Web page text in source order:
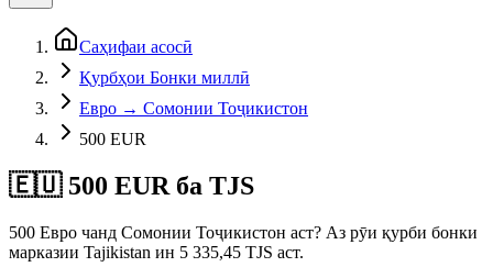
Саҳифаи асосӣ
Қурбҳои Бонки миллӣ
Евро → Сомонии Тоҷикистон
500 EUR
🇪🇺 500 EUR ба TJS
500 Евро чанд Сомонии Тоҷикистон аст? Аз рӯи қурби бонки
марказии Tajikistan ин 5 335,45 TJS аст.